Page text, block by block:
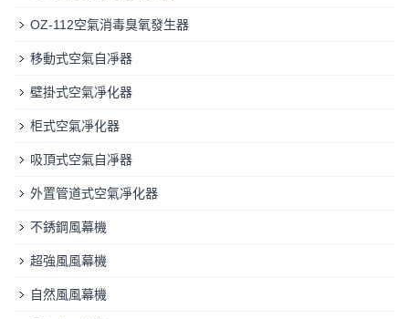
OZ-112空氣消毒臭氧發生器
移動式空氣自凈器
壁掛式空氣凈化器
柜式空氣凈化器
吸頂式空氣自凈器
外置管道式空氣凈化器
不銹鋼風幕機
超強風風幕機
自然風風幕機